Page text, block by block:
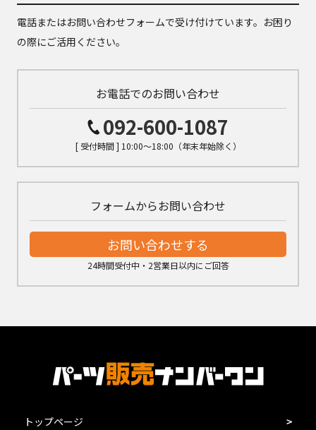
電話またはお問い合わせフォームで受け付けています。お困り
の際にご活用ください。
お電話でのお問い合わせ
092-600-1087
[ 受付時間 ] 10:00～18:00（年末年始除く）
フォームからお問い合わせ
お問い合わせする
24時間受付中・2営業日以内にご回答
トップページ